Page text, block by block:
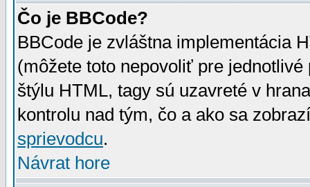
Čo je BBCode?
BBCode je zvláštna implementácia
(môžete toto nepovoliť pre
štýlu HTML, tagy sú uzavreté v
kontrolu nad tým, čo a ako sa
sprievodcu.
Návrat hore